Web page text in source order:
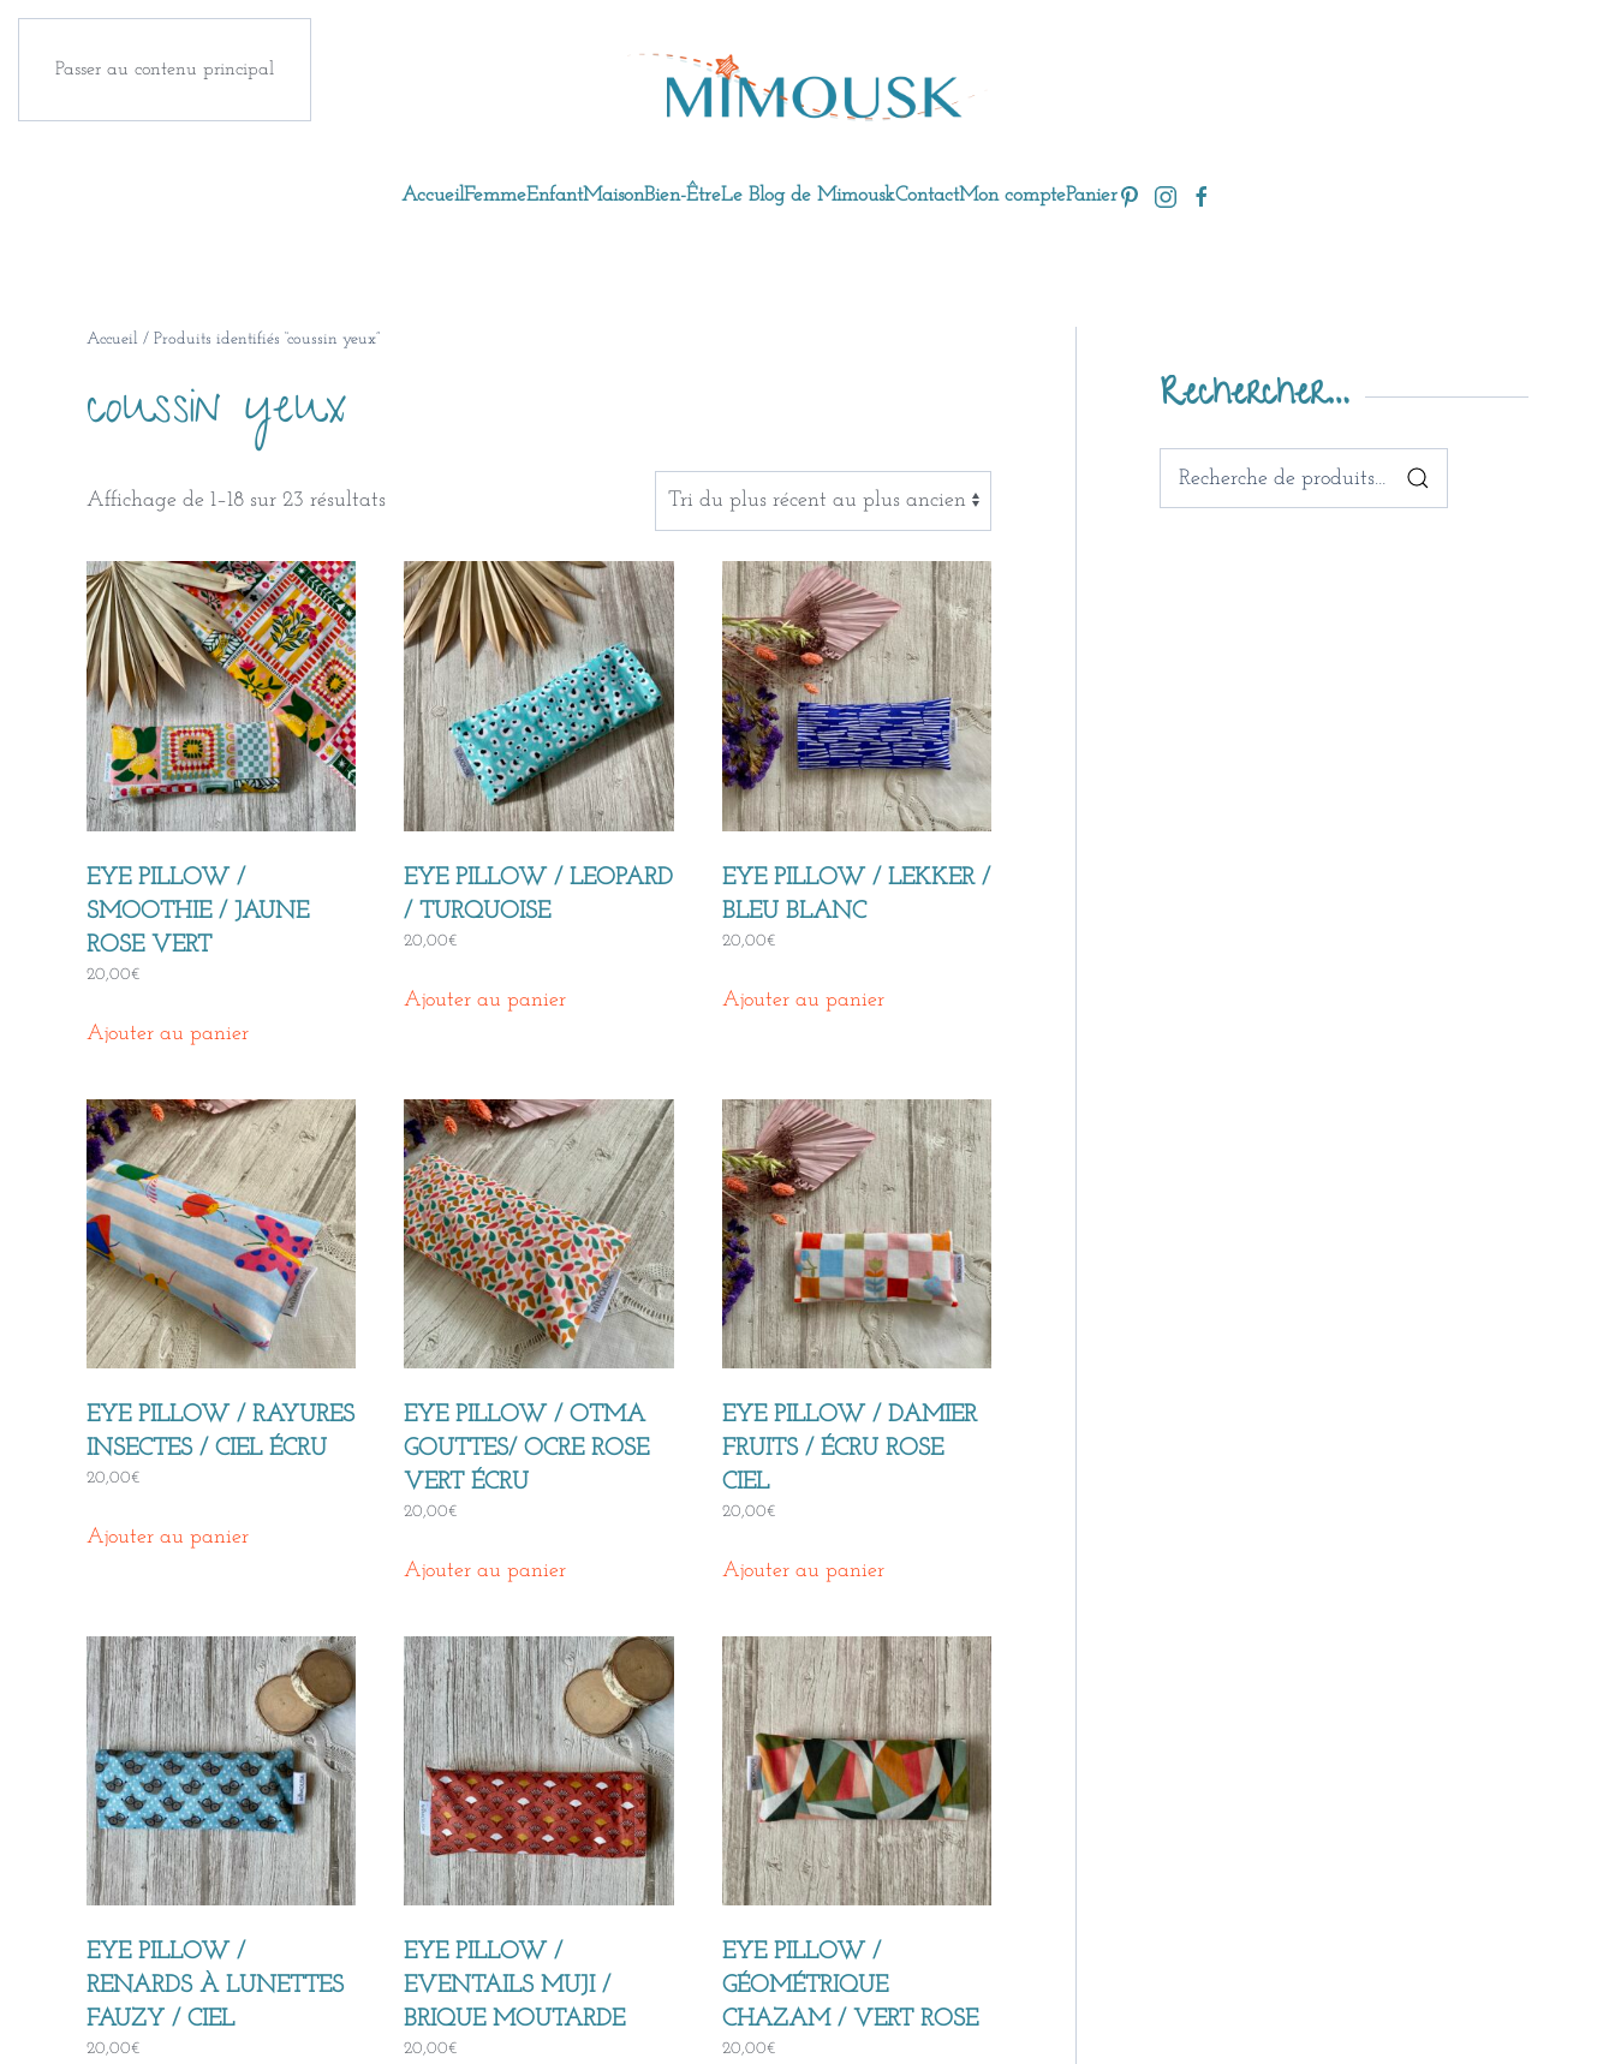
Passer au contenu principal
AccueilFemmeEnfantMaisonBien-ÊtreLe Blog de MimouskContactMon comptePanier
Accueil / Produits identifiés “coussin yeux”
coussin yeux
Affichage de 1–18 sur 23 résultatsTrié
récent
au
plus
ancien
EYE PILLOW /
SMOOTHIE / JAUNE
ROSE VERT
20,00€
Ajouter au panier
EYE PILLOW / LEOPARD
/ TURQUOISE
20,00€
Ajouter au panier
EYE PILLOW / LEKKER /
BLEU BLANC
20,00€
Ajouter au panier
EYE PILLOW / RAYURES
INSECTES / CIEL ÉCRU
20,00€
Ajouter au panier
EYE PILLOW / OTMA
GOUTTES/ OCRE ROSE
VERT ÉCRU
20,00€
Ajouter au panier
EYE PILLOW / DAMIER
FRUITS / ÉCRU ROSE
CIEL
20,00€
Ajouter au panier
EYE PILLOW /
RENARDS À LUNETTES
FAUZY / CIEL
20,00€
EYE PILLOW /
EVENTAILS MUJI /
BRIQUE MOUTARDE
20,00€
EYE PILLOW /
GÉOMÉTRIQUE
CHAZAM / VERT ROSE
20,00€
Rechercher…
Recherche